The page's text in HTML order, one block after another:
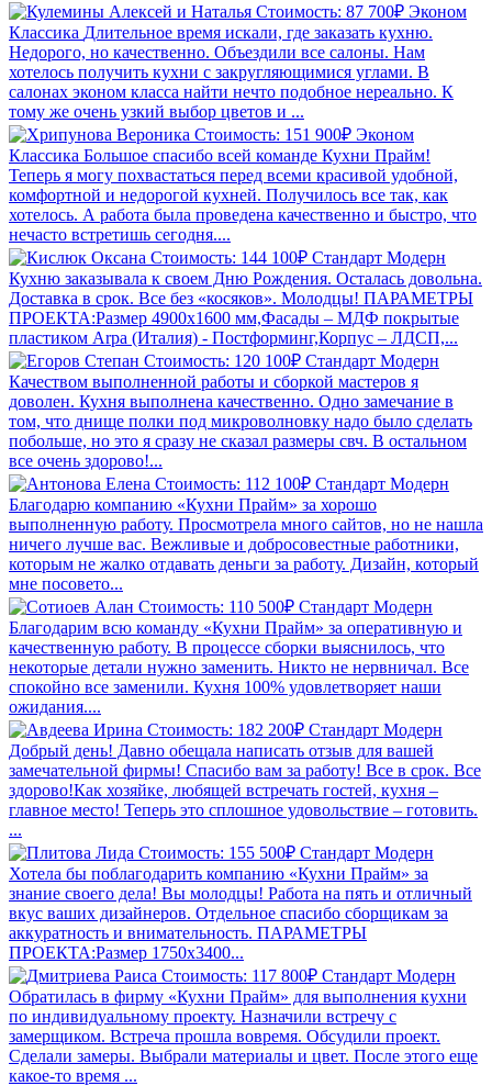
Стоимость: 87 700₽ Эконом
Классика Длительное время искали, где заказать кухню.
Недорого, но качественно. Объездили все салоны. Нам
хотелось получить кухни с закругляющимися углами. В
салонах эконом класса найти нечто подобное нереально. К
тому же очень узкий выбор цветов и ...
Стоимость: 151 900₽ Эконом
Классика Большое спасибо всей команде Кухни Прайм!
Теперь я могу похвастаться перед всеми красивой удобной,
комфортной и недорогой кухней. Получилось все так, как
хотелось. А работа была проведена качественно и быстро, что
нечасто встретишь сегодня....
Стоимость: 144 100₽ Стандарт Модерн
Кухню заказывала к своем Дню Рождения. Осталась довольна.
Доставка в срок. Все без «косяков». Молодцы! ПАРАМЕТРЫ
ПРОЕКТА:Размер 4900х1600 мм,Фасады – МДФ покрытые
пластиком Arpa (Италия) - Постформинг,Корпус – ЛДСП,...
Стоимость: 120 100₽ Стандарт Модерн
Качеством выполненной работы и сборкой мастеров я
доволен. Кухня выполнена качественно. Одно замечание в
том, что днище полки под микроволновку надо было сделать
побольше, но это я сразу не сказал размеры свч. В остальном
все очень здорово!...
Стоимость: 112 100₽ Стандарт Модерн
Благодарю компанию «Кухни Прайм» за хорошо
выполненную работу. Просмотрела много сайтов, но не нашла
ничего лучше вас. Вежливые и добросовестные работники,
которым не жалко отдавать деньги за работу. Дизайн, который
мне посовето...
Стоимость: 110 500₽ Стандарт Модерн
Благодарим всю команду «Кухни Прайм» за оперативную и
качественную работу. В процессе сборки выяснилось, что
некоторые детали нужно заменить. Никто не нервничал. Все
спокойно все заменили. Кухня 100% удовлетворяет наши
ожидания....
Стоимость: 182 200₽ Стандарт Модерн
Добрый день! Давно обещала написать отзыв для вашей
замечательной фирмы! Спасибо вам за работу! Все в срок. Все
здорово!Как хозяйке, любящей встречать гостей, кухня –
главное место! Теперь это сплошное удовольствие – готовить.
...
Стоимость: 155 500₽ Стандарт Модерн
Хотела бы поблагодарить компанию «Кухни Прайм» за
знание своего дела! Вы молодцы! Работа на пять и отличный
вкус ваших дизайнеров. Отдельное спасибо сборщикам за
аккуратность и внимательность. ПАРАМЕТРЫ
ПРОЕКТА:Размер 1750х3400...
Стоимость: 117 800₽ Стандарт Модерн
Обратилась в фирму «Кухни Прайм» для выполнения кухни
по индивидуальному проекту. Назначили встречу с
замерщиком. Встреча прошла вовремя. Обсудили проект.
Сделали замеры. Выбрали материалы и цвет. После этого еще
какое-то время ...